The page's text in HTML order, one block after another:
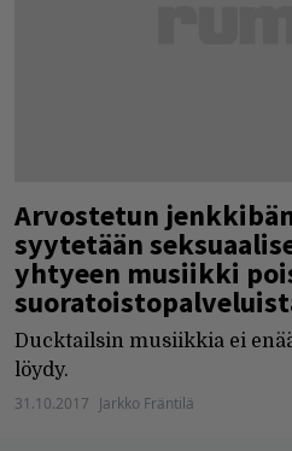
Arvostetun
syytetään
yhtyeen musiikki
Ducktailsin musiikkia ei
löydy.
31.10.2017 Jarkko Fräntilä